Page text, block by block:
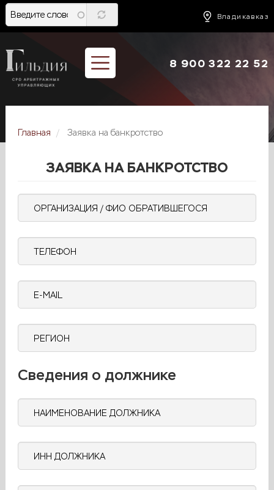
Перейти
основному
Владикавказ
8 900 322 22 52
Главная Заявка на банкротство
ЗАЯВКА НА БАНКРОТСТВО
mail
Сведения о должнике
должника
должника